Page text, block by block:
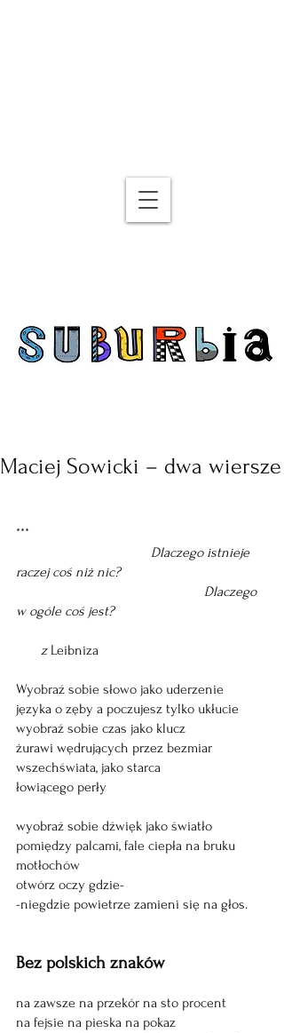
Maciej Sowicki – dwa wiersze
***
Dlaczego istnieje
raczej coś niż nic?
w ogóle coś jest?
       z
Leibniza
Wyobraź sobie słowo jako uderzenie
języka o zęby a poczujesz tylko ukłucie
wyobraź sobie czas jako klucz
żurawi wędrujących przez bezmiar
wszechświata, jako starca
łowiącego perły
wyobraź sobie dźwięk jako światło
pomiędzy palcami, fale ciepła na bruku
motłochów
otwórz oczy gdzie-
-niegdzie powietrze zamieni się na głos.
Bez polskich znaków
na zawsze na przekór na sto procent
na fejsie na pieska na pokaz